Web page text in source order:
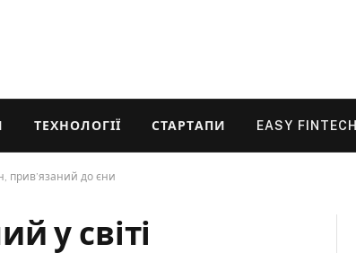
ТЕХНОЛОГІЇ СТАРТАПИ EASY FINTECH
прив’язаний до єни
у світі